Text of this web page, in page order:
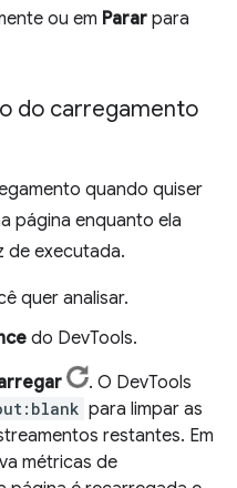
ou em Parar para
do carregamento
quando quiser
página enquanto ela
de executada.
quer analisar.
do DevTools.
. O DevTools
para limpar as
restantes. Em
métricas de